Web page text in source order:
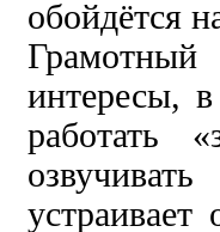
обойдётся
интересы,
работать